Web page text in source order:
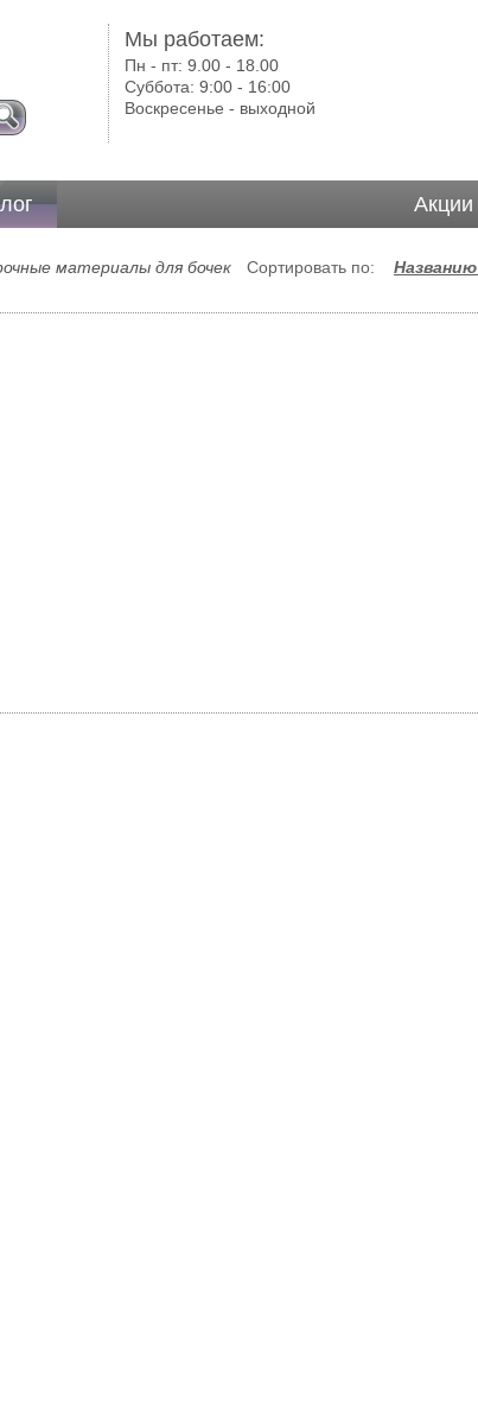
Мы работаем:
Пн - пт:9.00 - 18.00
Суббота:9:00 - 16:00
Воскресенье - выходной
Акции
Сортировать по: Названию
материалы для бочек